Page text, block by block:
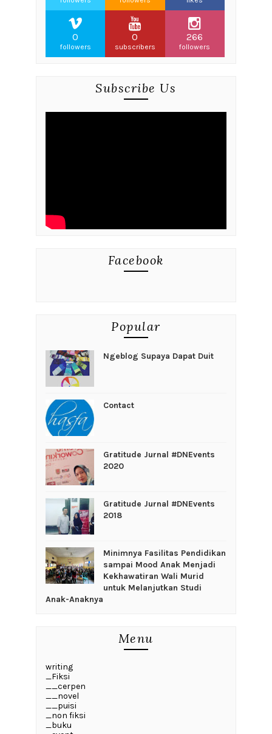
0
followers
0
subscribers
266
followers
Subscribe Us
Facebook
Popular
Ngeblog Supaya Dapat Duit
Contact
Gratitude Jurnal #DNEvents
2020
Gratitude Jurnal #DNEvents
2018
‎Minimnya Fasilitas Pendidikan
sampai Mood Anak Menjadi
Kekhawatiran Wali Murid
untuk Melanjutkan Studi
Anak-Anaknya
Menu
writing
_Fiksi
__cerpen
__novel
__puisi
_non fiksi
_buku